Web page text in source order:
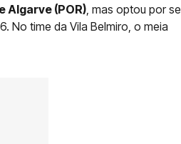
Algarve (POR), mas optou por se
No time da Vila Belmiro, o meia